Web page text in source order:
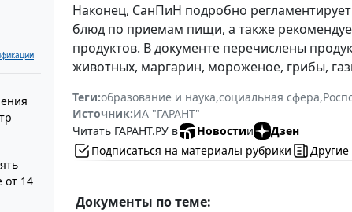
от 14
Наконец, СанПиН подробно
блюд по приемам пищи, а также
продуктов. В документе перечислены
животных, маргарин, мороженое, грибы,
Теги:образование и наука,социальная сфера,
Источник:ИА "ГАРАНТ"
Читать ГАРАНТ.РУ в
Новостии
Дзен
Подписаться на материалы рубрики
Документы по теме: